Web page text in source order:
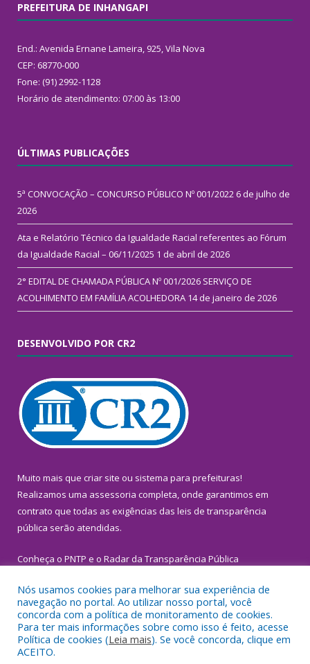
PREFEITURA DE INHANGAPI
End.: Avenida Ernane Lameira, 925, Vila Nova
CEP: 68770-000
Fone: (91) 2992-1128
Horário de atendimento: 07:00 às 13:00
ÚLTIMAS PUBLICAÇÕES
5ª CONVOCAÇÃO – CONCURSO PÚBLICO Nº 001/2022 6 de julho de
2026
Ata e Relatório Técnico da Igualdade Racial referentes ao Fórum
da Igualdade Racial – 06/11/2025 1 de abril de 2026
2° EDITAL DE CHAMADA PÚBLICA Nº 001/2026 SERVIÇO DE
ACOLHIMENTO EM FAMÍLIA ACOLHEDORA 14 de janeiro de 2026
DESENVOLVIDO POR CR2
Muito mais que criar site ou sistema para prefeituras!
Realizamos uma assessoria completa, onde garantimos em
contrato que todas as exigências das leis de transparência
pública serão atendidas.
Conheça o PNTP e o Radar da Transparência Pública
Todos os direitos reservados a Prefeitura Municipal de
Inhangapi.
Nós usamos cookies para melhorar sua experiência de
navegação no portal. Ao utilizar nosso portal, você
concorda com a política de monitoramento de cookies.
Para ter mais informações sobre como isso é feito, acesse
Política de cookies (Leia mais). Se você concorda, clique em
ACEITO.